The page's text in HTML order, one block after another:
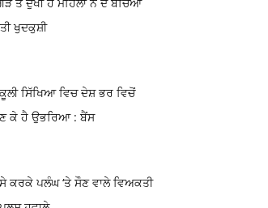
ਖੁਦਕੁਸ਼ੀ
ਸਿੱਖਿਆ ਵਿਚ ਦੇਸ਼ ਭਰ ਵਿਚੋਂ
ਕੇ ਹੈ ਉਭਰਿਆ : ਬੈਂਸ
ਕਰਕੇ ਪਲੰਘ ‘ਤੇ ਸੌਣ ਵਾਲੇ ਵਿਅਕਤੀ